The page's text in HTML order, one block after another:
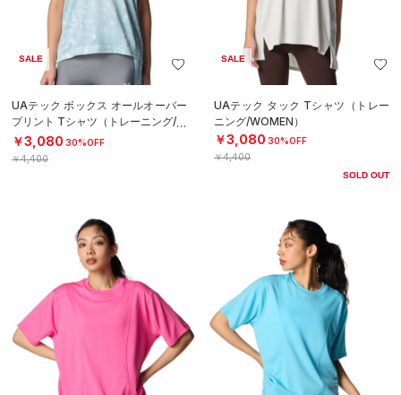
SALE
UAテック ボックス オールオーバー
プリント Tシャツ（トレーニング/W
OMEN）
￥3,080 30%OFF
￥4,400
SALE
UAテック タック Tシャツ（トレー
ニング/WOMEN）
￥3,080 30%OFF
￥4,400
SOLD OUT